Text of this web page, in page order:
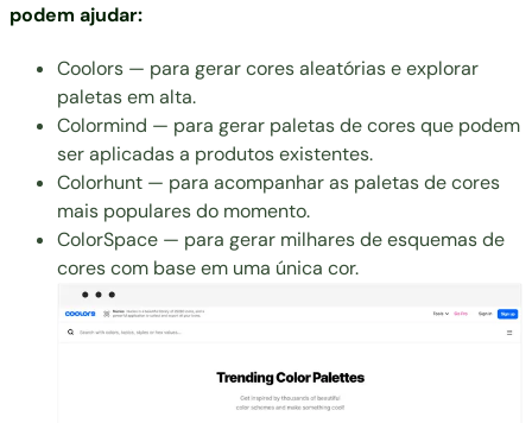
podem ajudar:
Coolors — para gerar cores aleatórias e explorar
paletas em alta.
Colormind — para gerar paletas de cores que podem
ser aplicadas a produtos existentes.
Colorhunt — para acompanhar as paletas de cores
mais populares do momento.
ColorSpace — para gerar milhares de esquemas de
cores com base em uma única cor.